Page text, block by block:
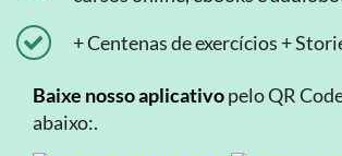
+ Centenas de exercícios +
Baixe nosso aplicativopelo QR
abaixo:.